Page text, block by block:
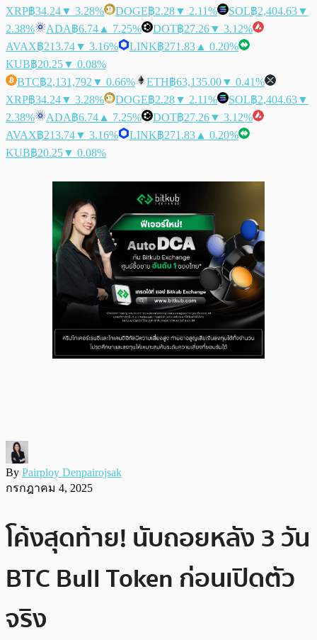
XRP฿34.24▼ 3.28% DOGE฿2.28▼ 2.11% SOL฿2,404.63▼
2.38%
ADA฿6.74 ▲ 7.25% DOT฿27.26▼ 3.12%
AVAX฿213.74▼ 3.16% LINK฿271.83 ▲ 0.20%
KUB฿20.25▼ 0.08%
BTC฿2,131,792 ▼ 0.66% ETH฿63,135.00▼ 0.41%
XRP฿34.24▼ 3.28% DOGE฿2.28▼ 2.11% SOL฿2,404.63▼
2.38%
ADA฿6.74 ▲ 7.25% DOT฿27.26▼ 3.12%
AVAX฿213.74▼ 3.16% LINK฿271.83 ▲ 0.20%
KUB฿20.25▼ 0.08%
By Pairploy Denpairojsak
กรกฎาคม 4, 2025
โค้งสุดท้าย! นับถอยหลัง 3 วัน
BTC Bull Token ก่อนเปิดตัว
จริง